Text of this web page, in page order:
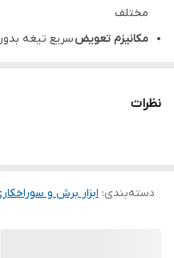
مختلف
مکانیزم تعویضسریع تیغه بدون
همراه با
نظرات
دسته‌بندی: ابزار برش و